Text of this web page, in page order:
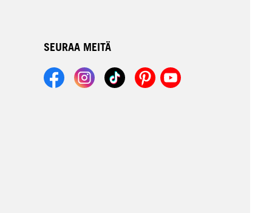
SEURAA MEITÄ